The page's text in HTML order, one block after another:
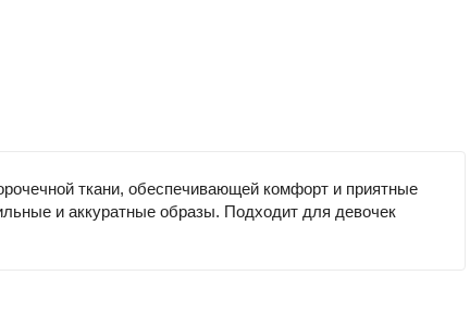
ткани, обеспечивающей комфорт и приятные
и аккуратные образы. Подходит для девочек